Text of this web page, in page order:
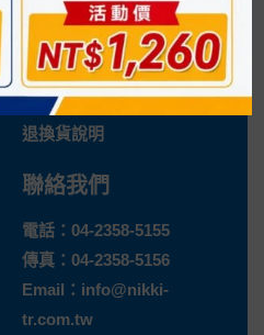
購物流程
付款方式
運送方式
退換貨說明
聯絡我們
電話： 04-2358-5155
傳真：04-2358-5156
Email： info@nikki-
tr.com.tw